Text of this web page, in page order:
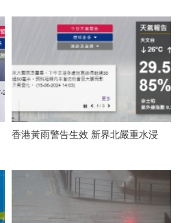
香港黃雨警告生效 新界北嚴重水浸